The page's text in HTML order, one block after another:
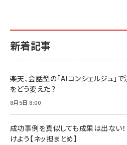
新着記事
楽天、会話型の「AIコンシェルジュ」
をどう変えた？
8月5日 8:00
成功事例を真似しても成果は出ない！
けよう【ネッ担まとめ】